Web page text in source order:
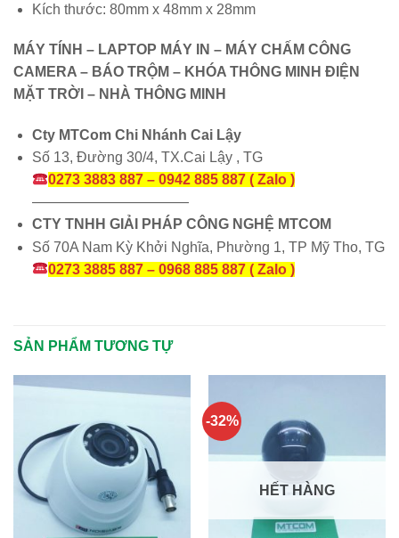
Kích thước: 80mm x 48mm x 28mm
MÁY TÍNH – LAPTOP MÁY IN – MÁY CHẤM CÔNG
CAMERA – BÁO TRỘM – KHÓA THÔNG MINH ĐIỆN
MẶT TRỜI – NHÀ THÔNG MINH
Cty MTCom Chi Nhánh Cai Lậy
Số 13, Đường 30/4, TX.Cai Lậy , TG
0273 3883 887 – 0942 885 887 ( Zalo )
———————————
CTY TNHH GIẢI PHÁP CÔNG NGHỆ MTCOM
Số 70A Nam Kỳ Khởi Nghĩa, Phường 1, TP Mỹ Tho, TG
0273 3885 887 – 0968 885 887 ( Zalo )
SẢN PHẨM TƯƠNG TỰ
-32%
HẾT HÀNG